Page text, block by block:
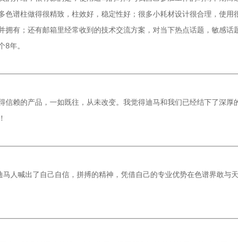
色谱柱做得很精致，柱效好，稳定性好；很多小耗材设计很合理，使
拥有；还有邮箱里经常收到的技术交流方案，对当下热点话题，敏感
年。
信赖的产品，一如既往，从未改变。我觉得迪马和我们已经结下了深厚
马人喊出了自己自信，拼搏的精神，凭借自己的专业优势在色谱界敢与